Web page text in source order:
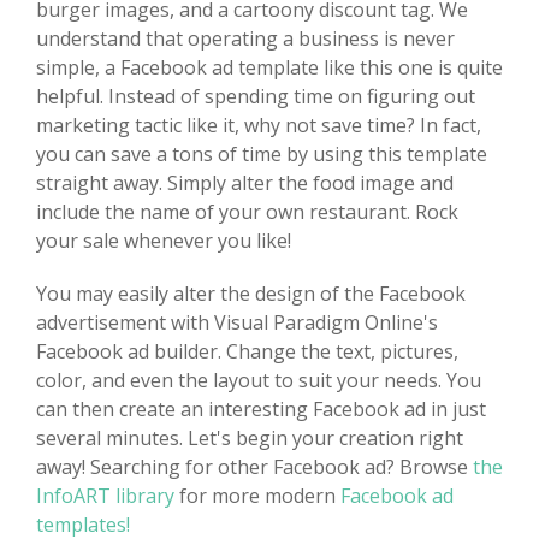
burger images, and a cartoony discount tag. We
understand that operating a business is never
simple, a Facebook ad template like this one is quite
helpful. Instead of spending time on figuring out
marketing tactic like it, why not save time? In fact,
you can save a tons of time by using this template
straight away. Simply alter the food image and
include the name of your own restaurant. Rock
your sale whenever you like!
You may easily alter the design of the Facebook
advertisement with Visual Paradigm Online's
Facebook ad builder. Change the text, pictures,
color, and even the layout to suit your needs. You
can then create an interesting Facebook ad in just
several minutes. Let's begin your creation right
away! Searching for other Facebook ad? Browse the
InfoART libraryfor more modern Facebook ad
templates!